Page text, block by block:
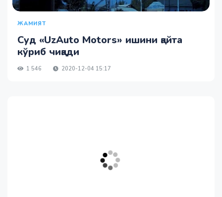
ЖАМИЯТ
Суд «UzAuto Motors» ишини қайта
кўриб чиқади
1 546 2020-12-04 15:17